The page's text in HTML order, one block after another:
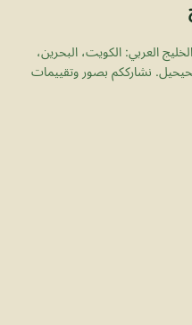
العربي: الكويت، البحرين،
نشارككم بصور وتقييمات